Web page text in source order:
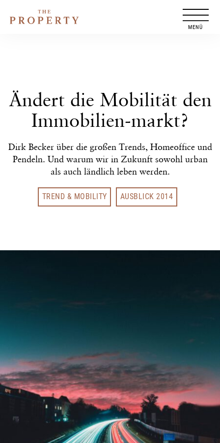
Inhalt
Ändert die Mobilität den
Immobilien-markt?
Dirk Becker über die großen Trends, Homeoffice und
Pendeln. Und warum wir in Zukunft sowohl urban
als auch ländlich leben werden.
TREND & MOBILITY AUSBLICK 2014